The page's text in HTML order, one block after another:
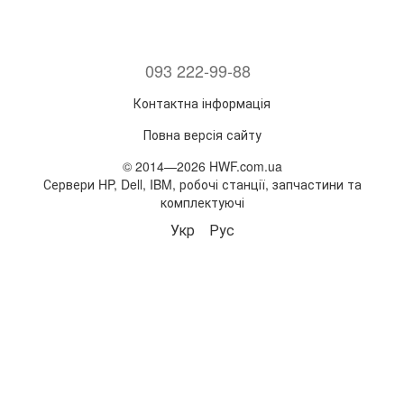
093 222-99-88
Контактна інформація
Повна версія сайту
© 2014—2026 HWF.com.ua
Сервери HP, Dell, IBM, робочі станції, запчастини та
комплектуючі
Укр Рус